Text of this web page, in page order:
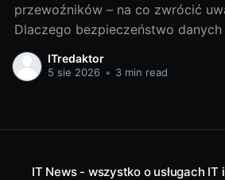
przewoźników – na co zwrócić
Dlaczego bezpieczeństwo
transporcie?Jakie dane chronimy:
dane klientów i
prędkość, zużycie paliwa), listy
ITredaktor
5 sie 2026 • 3 min read
IT News - wszystko o usługach IT